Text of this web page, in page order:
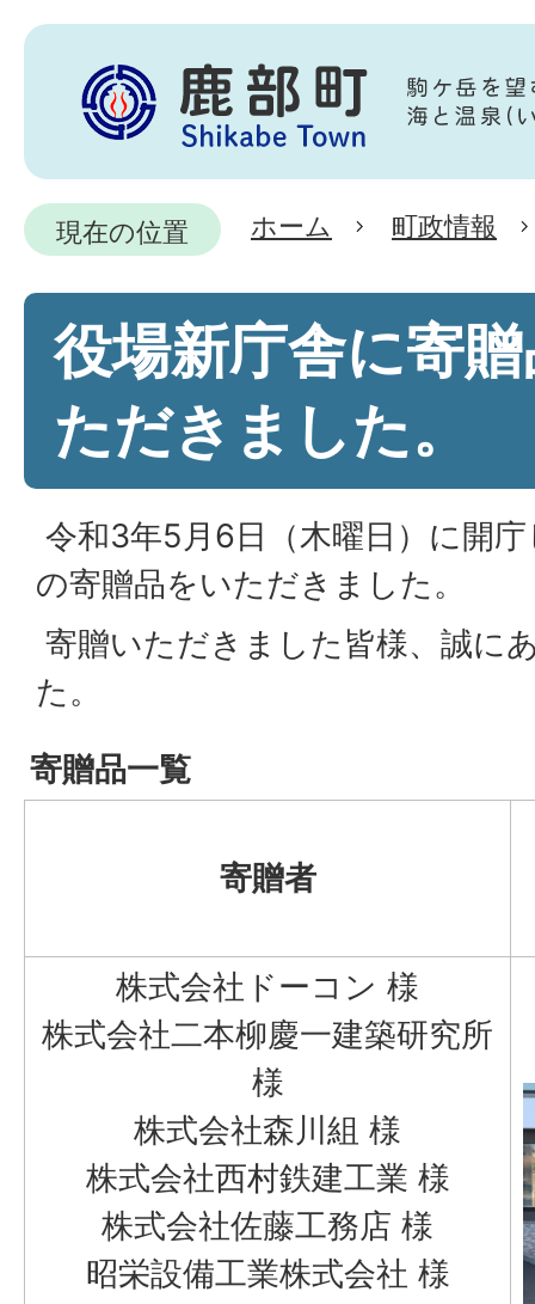
現在の位置 ホーム 町政情報
役場新庁舎に寄
ただきました。
令和3年5月6日（木曜日）に開
の寄贈品をいただきました。
寄贈いただきました皆様、誠に
た。
寄贈品一覧
寄贈者
株式会社ドーコン 様
株式会社二本柳慶一建築研究所
様
株式会社森川組 様
株式会社西村鉄建工業 様
株式会社佐藤工務店 様
昭栄設備工業株式会社 様